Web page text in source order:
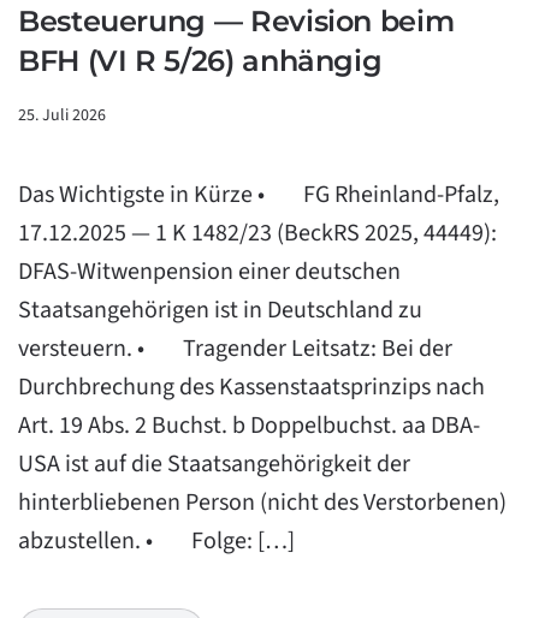
Besteuerung — Revision beim
BFH (VI R 5/26) anhängig
25. Juli 2026
Das Wichtigste in Kürze • FG Rheinland-Pfalz,
17.12.2025 — 1 K 1482/23 (BeckRS 2025, 44449):
DFAS-Witwenpension einer deutschen
Staatsangehörigen ist in Deutschland zu
versteuern. • Tragender Leitsatz: Bei der
Durchbrechung des Kassenstaatsprinzips nach
Art. 19 Abs. 2 Buchst. b Doppelbuchst. aa DBA-
USA ist auf die Staatsangehörigkeit der
hinterbliebenen Person (nicht des Verstorbenen)
abzustellen. • Folge: […]